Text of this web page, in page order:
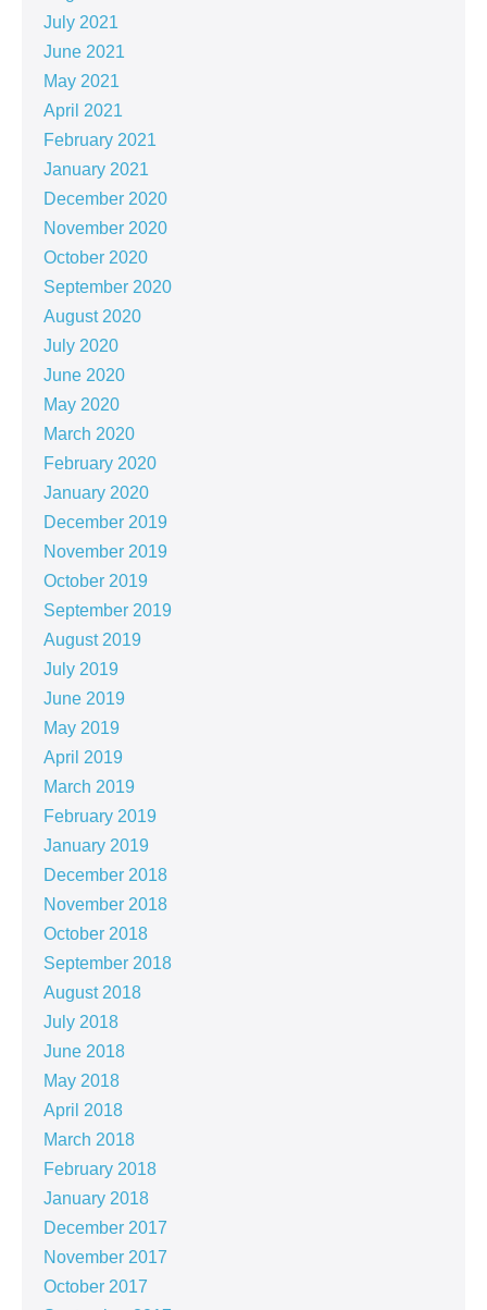
July 2021
June 2021
May 2021
April 2021
February 2021
January 2021
December 2020
November 2020
October 2020
September 2020
August 2020
July 2020
June 2020
May 2020
March 2020
February 2020
January 2020
December 2019
November 2019
October 2019
September 2019
August 2019
July 2019
June 2019
May 2019
April 2019
March 2019
February 2019
January 2019
December 2018
November 2018
October 2018
September 2018
August 2018
July 2018
June 2018
May 2018
April 2018
March 2018
February 2018
January 2018
December 2017
November 2017
October 2017